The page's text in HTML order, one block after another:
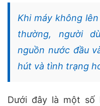
Khi máy không
thường, người
nguồn nước đầu
hút và tình trạng
Dưới đây là một số